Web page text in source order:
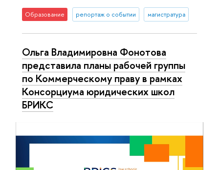
Образование репортаж о событии магистратура
Ольга Владимировна Фонотова
представила планы рабочей группы
по Коммерческому праву в рамках
Консорциума юридических школ
БРИКС